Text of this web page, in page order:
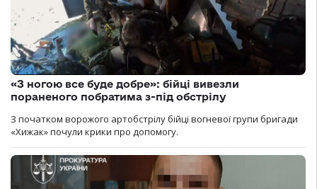
«З ногою все буде добре»: бійці вивезли
пораненого побратима з-під обстрілу
З початком ворожого артобстрілу бійці вогневої групи бригади
«Хижак» почули крики про допомогу.